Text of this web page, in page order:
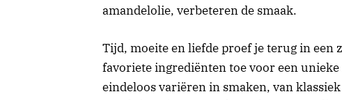
amandelolie, verbeteren de smaak.
Tijd, moeite en liefde proef je terug in een
favoriete ingrediënten toe voor een
eindeloos variëren in smaken, van